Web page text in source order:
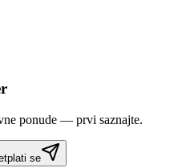
ponude — prvi saznajte.
se